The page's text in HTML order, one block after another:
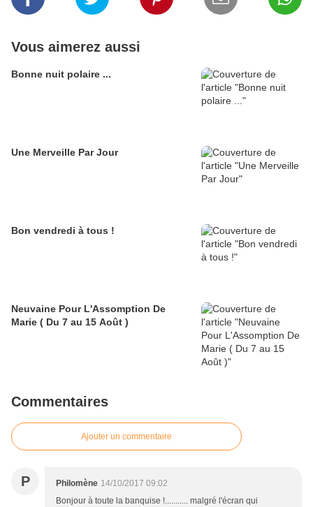
Vous aimerez aussi
Bonne nuit polaire ...
Une Merveille Par Jour
Bon vendredi à tous !
Neuvaine Pour L'Assomption De
Marie ( Du 7 au 15 Août )
Commentaires
Ajouter un commentaire
P Philomène 14/10/2017 09:02
Bonjour à toute la banquise !........... malgré l'écran qui